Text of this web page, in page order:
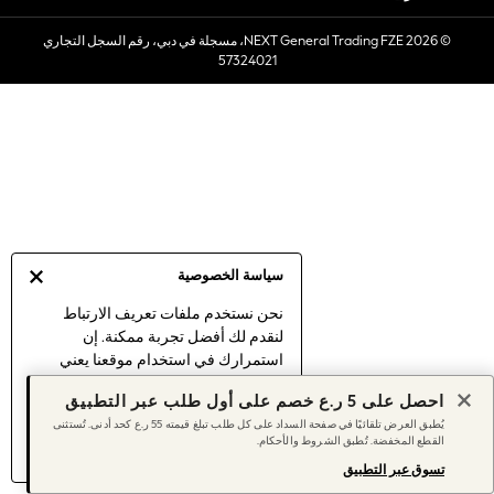
سياسة الخصوصية
نحن نستخدم ملفات تعريف الارتباط
لنقدم لك أفضل تجربة ممكنة. إن
استمرارك في استخدام موقعنا يعني
الارتباط.
اكتشف المزيد عن إدارة إعدادات ملفات
تعريف الارتباط (الكوكيز).
Sets & Outfits
Linen Collection
Women's Holiday Shop
Women's Travel Styles
Linen Collection
Tops & T-Shirts
Cover Ups & Kaftans
Sandals
Swimwear
© 2026 NEXT General Trading FZE، مسجلة في دبي، رقم السجل التجاري
57324021
احصل على 5 ر.ع خصم على أول طلب عبر التطبيق
يُطبق العرض تلقائيًا في صفحة السداد على كل طلب تبلغ قيمته 55 ر.ع كحد أدنى. تُستثنى
القطع المخفضة. تُطبق الشروط والأحكام.
تسوق عبر التطبيق